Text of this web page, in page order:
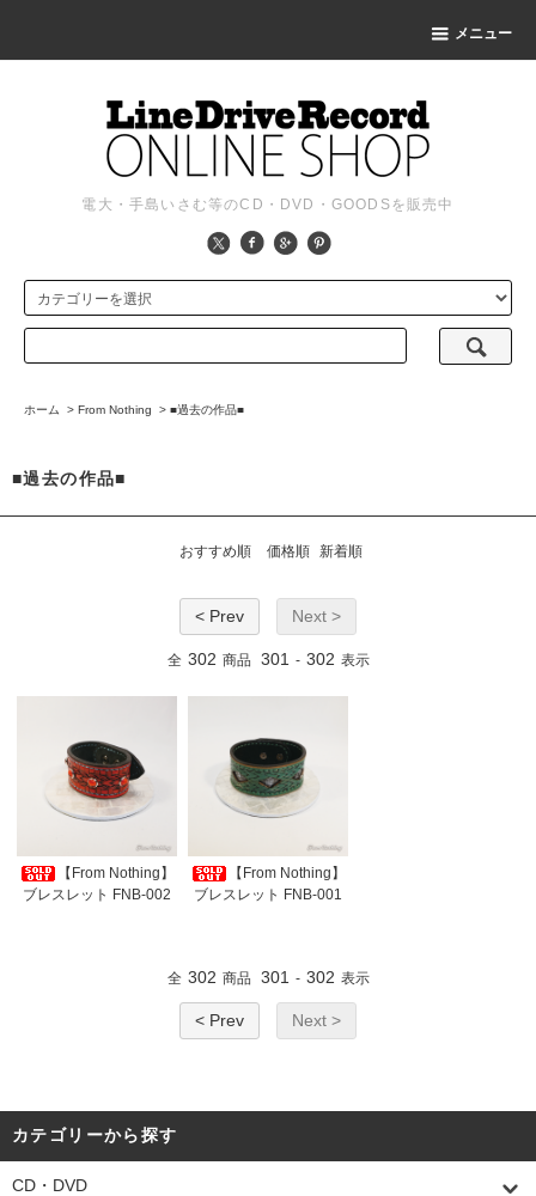
メニュー
電大・手島いさむ等のCD・DVD・GOODSを販売中
ホーム > From Nothing > ■過去の作品■
■過去の作品■
おすすめ順 価格順 新着順
< Prev Next >
全 302 商品 301 - 302 表示
【From Nothing】
ブレスレット FNB-002
【From Nothing】
ブレスレット FNB-001
全 302 商品 301 - 302 表示
< Prev Next >
カテゴリーから探す
CD・DVD